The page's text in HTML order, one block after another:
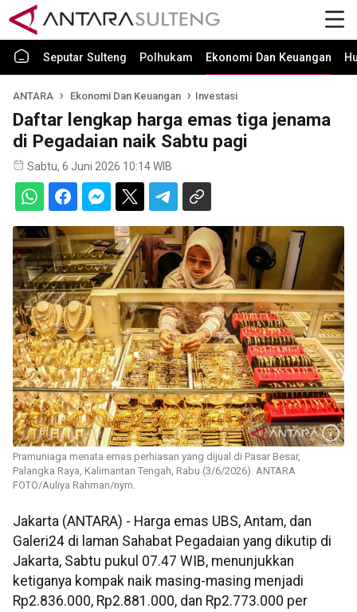
Seputar Sulteng Polhukam Ekonomi Dan Keuangan
ANTARA Ekonomi Dan Keuangan Investasi
Daftar lengkap harga emas tiga jenama
di Pegadaian naik Sabtu pagi
Sabtu, 6 Juni 2026 10:14 WIB
Pramuniaga menata emas perhiasan yang dijual di Pasar Besar,
Palangka Raya, Kalimantan Tengah, Rabu (3/6/2026). ANTARA
FOTO/Auliya Rahman/nym.
Jakarta (ANTARA) - Harga emas UBS, Antam, dan
Galeri24 di laman Sahabat Pegadaian yang dikutip di
Jakarta, Sabtu pukul 07.47 WIB, menunjukkan
ketiganya kompak naik masing-masing menjadi
Rp2.836.000, Rp2.881.000, dan Rp2.773.000 per